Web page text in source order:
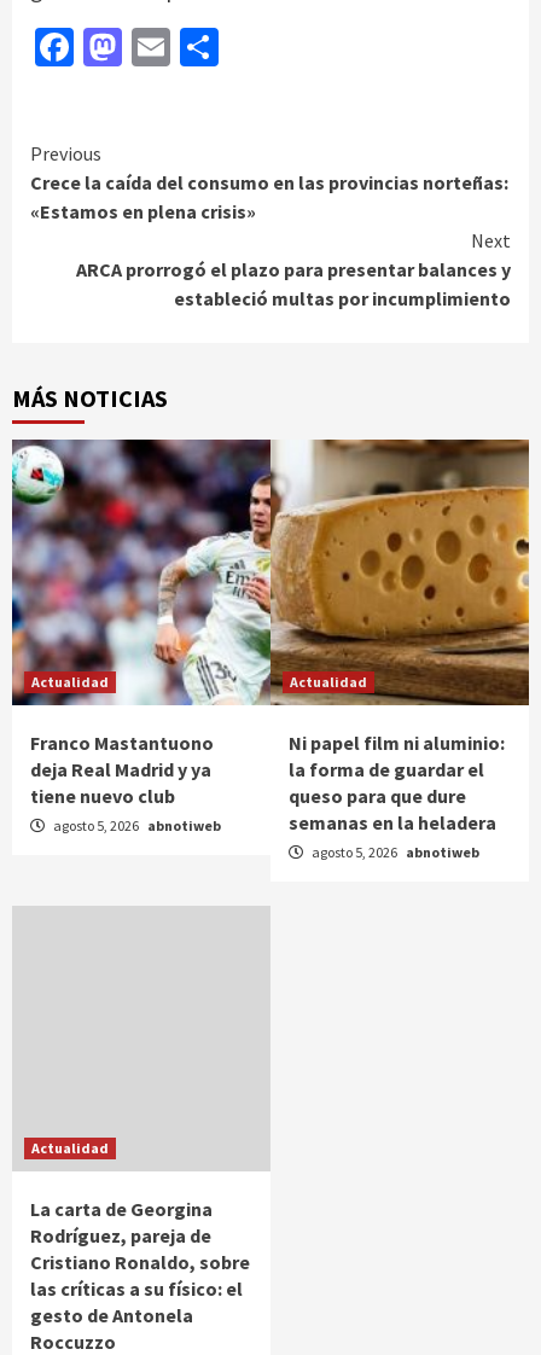
Facebook
Mastodon
Email
Continue
Reading
Previous
Crece la caída del consumo en las provincias norteñas:
«Estamos en plena crisis»
Next
ARCA prorrogó el plazo para presentar balances y
estableció multas por incumplimiento
MÁS NOTICIAS
Actualidad
Franco Mastantuono
deja Real Madrid y ya
tiene nuevo club
agosto 5, 2026 abnotiweb
Actualidad
Ni papel film ni aluminio:
la forma de guardar el
queso para que dure
semanas en la heladera
agosto 5, 2026 abnotiweb
Actualidad
La carta de Georgina
Rodríguez, pareja de
Cristiano Ronaldo, sobre
las críticas a su físico: el
gesto de Antonela
Roccuzzo